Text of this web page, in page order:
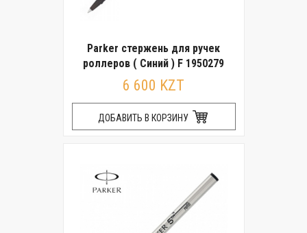
Parker стержень для ручек
роллеров ( Синий ) F 1950279
6 600 KZT
ДОБАВИТЬ В КОРЗИНУ